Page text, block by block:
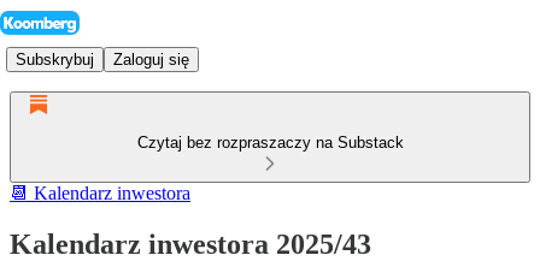
Subskrybuj Zaloguj się
Czytaj bez rozpraszaczy na Substack
📆 Kalendarz inwestora
Kalendarz inwestora 2025/43